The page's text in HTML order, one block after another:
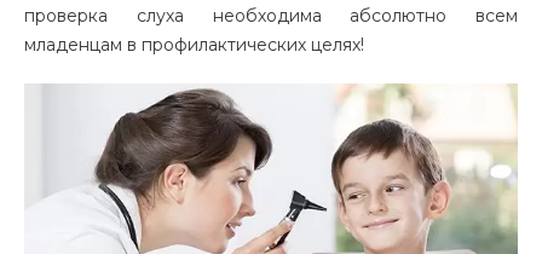
проверка слуха необходима абсолютно всем
младенцам в профилактических целях!